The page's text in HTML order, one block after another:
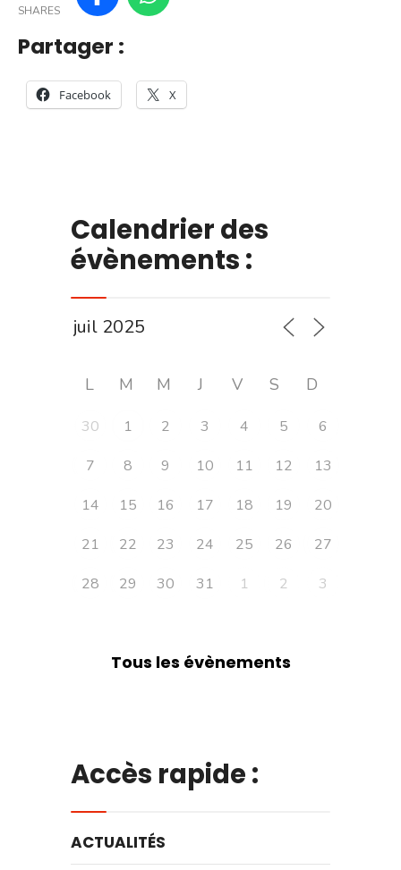
SHARES
Partager :
Facebook X
Calendrier des
évènements :
L M M J V S D
30 1 2 3 4 5
6
7
8 9 10 11 12
13
14
15 16 17 18 19
20
21
22 23 24 25 26
27
28
29 30 31 1 2 3
Tous les évènements
Accès rapide :
ACTUALITÉS